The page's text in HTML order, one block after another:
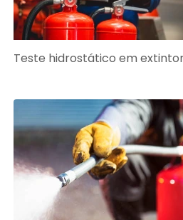
Teste hidrostático em